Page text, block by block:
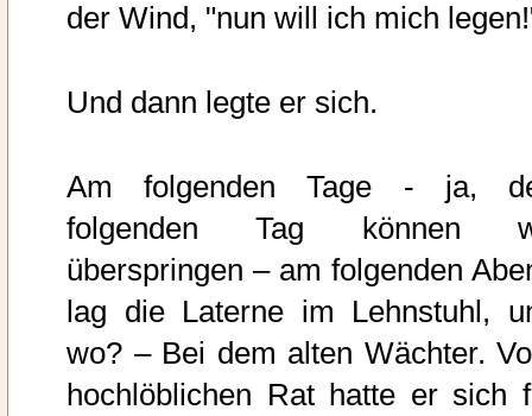
der Wind, "nun will ich mich
Und dann legte er sich.
Am folgenden Tage - ja,
folgenden Tag können
überspringen – am folgenden
lag die Laterne im Lehnstuhl,
wo? – Bei dem alten Wächter.
hochlöblichen Rat hatte er sich